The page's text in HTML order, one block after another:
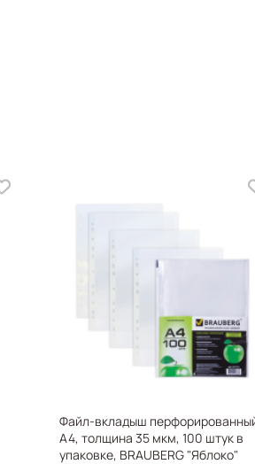
Файл-вкладыш
А4, толщина 35 мкм, 100 штук в
упаковке, BRAUBERG "Яблоко"